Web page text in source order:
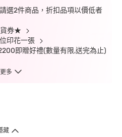
選2件商品，折扣品項以價低者
券★
印花一張
即贈好禮(數量有限,送完為止)
多
藏